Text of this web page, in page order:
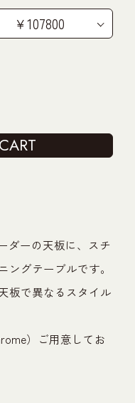
ダーの天板に、スチ
グテーブルです。
板で異なるスタイル
）ご用意してお